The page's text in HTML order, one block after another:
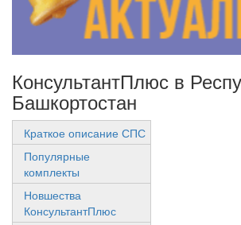
КонсультантПлюс в
Башкортостан
Краткое описание СПС
Популярные
комплекты
Новшества
КонсультантПлюс